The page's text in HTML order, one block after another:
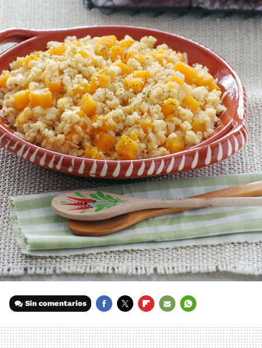
Sin comentarios
MAIL